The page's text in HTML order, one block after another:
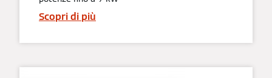
Scopri di più